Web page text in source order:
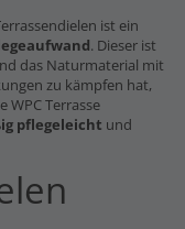
ist ein
. Dieser ist
das Naturmaterial mit
zu kämpfen hat,
WPC Terrasse
pflegeleicht und